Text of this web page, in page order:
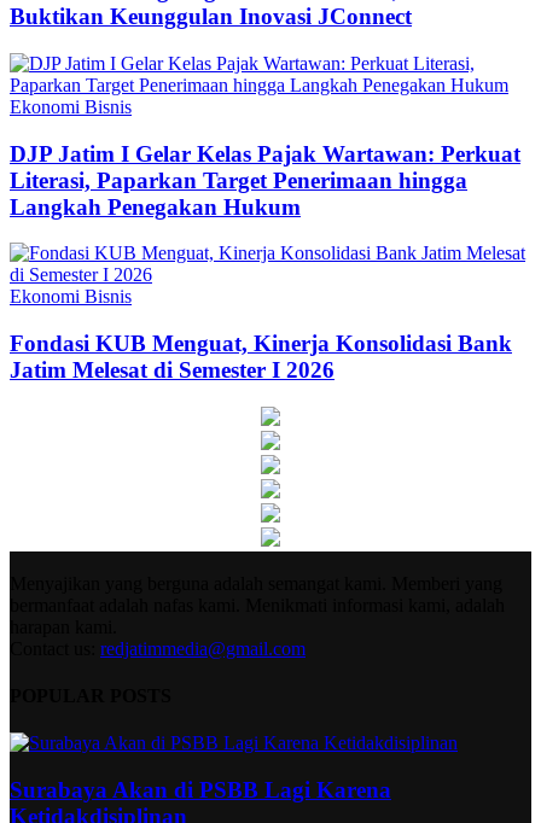
Buktikan Keunggulan Inovasi JConnect
Ekonomi Bisnis
DJP Jatim I Gelar Kelas Pajak Wartawan: Perkuat
Literasi, Paparkan Target Penerimaan hingga
Langkah Penegakan Hukum
Ekonomi Bisnis
Fondasi KUB Menguat, Kinerja Konsolidasi Bank
Jatim Melesat di Semester I 2026
redjatimmedia@gmail.com
Surabaya Akan di PSBB Lagi Karena
Ketidakdisiplinan